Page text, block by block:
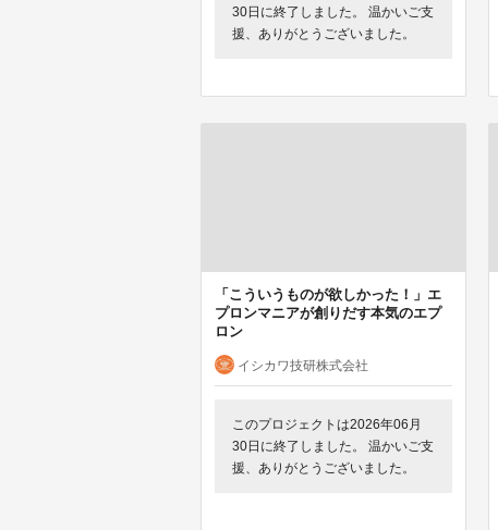
30日に終了しました。 温かいご支
援、ありがとうございました。
「こういうものが欲しかった！」エ
プロンマニアが創りだす本気のエプ
ロン
イシカワ技研株式会社
このプロジェクトは2026年06月
30日に終了しました。 温かいご支
援、ありがとうございました。